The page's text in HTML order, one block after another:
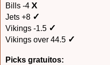
Bills -4 X
Jets +8 ✓
Vikings -1.5 ✓
Vikings over 44.5 ✓
Picks gratuitos: